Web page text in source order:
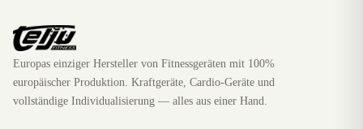
Europas einziger Hersteller von Fitnessgeräten mit 100%
europäischer Produktion. Kraftgeräte, Cardio-Geräte und
vollständige Individualisierung — alles aus einer Hand.